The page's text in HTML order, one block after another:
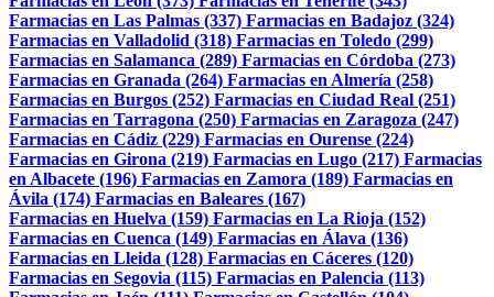
Farmacias en Las Palmas (337) Farmacias en Badajoz (324)
Farmacias en Valladolid (318) Farmacias en Toledo (299)
Farmacias en Salamanca (289) Farmacias en Córdoba (273)
Farmacias en Granada (264) Farmacias en Almería (258)
Farmacias en Burgos (252) Farmacias en Ciudad Real (251)
Farmacias en Tarragona (250) Farmacias en Zaragoza (247)
Farmacias en Cádiz (229) Farmacias en Ourense (224)
Farmacias en Girona (219) Farmacias en Lugo (217) Farmacias
en Albacete (196) Farmacias en Zamora (189) Farmacias en
Ávila (174) Farmacias en Baleares (167)
Farmacias en Huelva (159) Farmacias en La Rioja (152)
Farmacias en Cuenca (149) Farmacias en Álava (136)
Farmacias en Lleida (128) Farmacias en Cáceres (120)
Farmacias en Segovia (115) Farmacias en Palencia (113)